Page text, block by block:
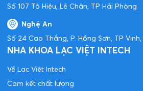
NHA KHOA LẠC VIỆT INTECH
Về Lạc Việt Intech
Cam kết chất lượng
Số 107 Tô Hiệu, Lê Chân, TP Hải Phòng
Nghệ An
Số 24 Cao Thắng, P. Hồng Sơn, TP